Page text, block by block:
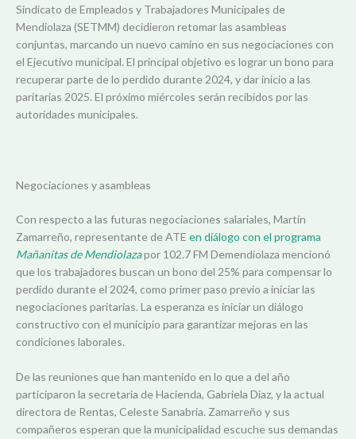
Sindicato de Empleados y Trabajadores Municipales de
Mendiolaza (SETMM) decidieron retomar las asambleas
conjuntas, marcando un nuevo camino en sus negociaciones con
el Ejecutivo municipal. El principal objetivo es lograr un bono para
recuperar parte de lo perdido durante 2024, y dar inicio a las
paritarias 2025. El próximo miércoles serán recibidos por las
autoridades municipales.
Negociaciones y asambleas
Con respecto a las futuras negociaciones salariales, Martín
Zamarreño, representante de ATE en diálogo con el programa
Mañanitas de Mendiolazapor 102.7 FM Demendiolaza mencionó
que los trabajadores buscan un bono del 25% para compensar lo
perdido durante el 2024, como primer paso previo a iniciar las
negociaciones paritarias. La esperanza es iniciar un diálogo
constructivo con el municipio para garantizar mejoras en las
condiciones laborales.
De las reuniones que han mantenido en lo que a del año
participaron la secretaria de Hacienda, Gabriela Diaz, yla actual
directora de Rentas, Celeste Sanabria. Zamarreño y sus
compañeros esperan que la municipalidad escuche sus demandas